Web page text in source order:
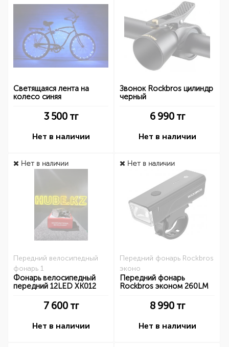
Светящаяся лента на
колесо синяя
3 500тг
Нет в наличии
Звонок Rockbros цилиндр
черный
6 990тг
Нет в наличии
Нет в наличии
Передний велосипедный
фонарь 1
Фонарь велосипедный
передний 12LED XK012
7 600тг
Нет в наличии
Нет в наличии
Передний фонарь Rockbros
эконо
Передний фонарь
Rockbros эконом 260LM
8 990тг
Нет в наличии